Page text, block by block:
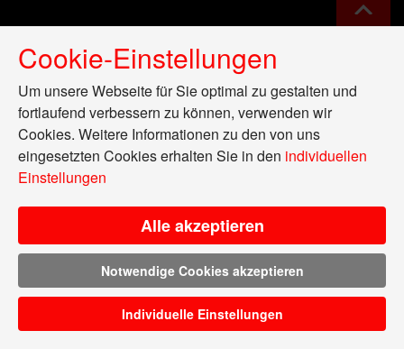
Cookie-Einstellungen
Um unsere Webseite für Sie optimal zu gestalten und
fortlaufend verbessern zu können, verwenden wir
Cookies. Weitere Informationen zu den von uns
eingesetzten Cookies erhalten Sie in den individuellen
Einstellungen
Alle akzeptieren
Notwendige Cookies akzeptieren
Individuelle Einstellungen